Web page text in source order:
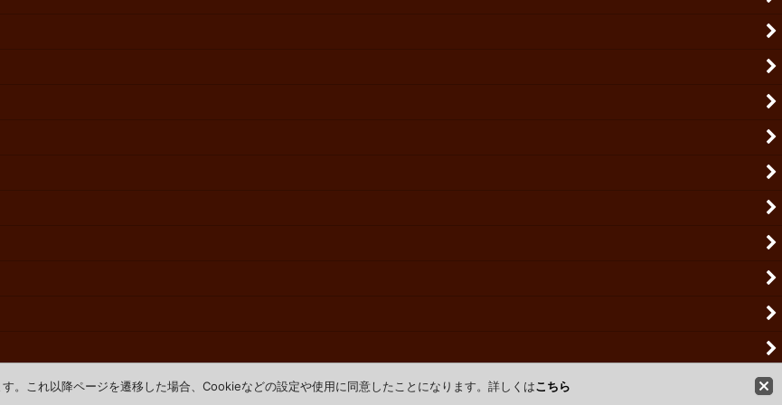
。これ以降ページを遷移した場合、Cookieなどの設定や使用に同意したことになります。詳しくはこちら